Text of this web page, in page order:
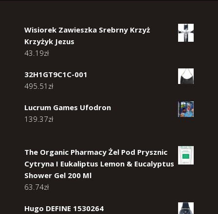
Wisiorek Zawieszka Srebrny Krzyż
Krzyżyk Jezus
43.19zł
32H1GT9C1C-001
495.51 zł
Lucrum Games Ufodron
139.37zł
The Organic Pharmacy Żel Pod Prysznic
Cytryna I Eukaliptus Lemon & Eucalyptus
Shower Gel 200 Ml
63.74zł
Hugo DEFINE 1530264